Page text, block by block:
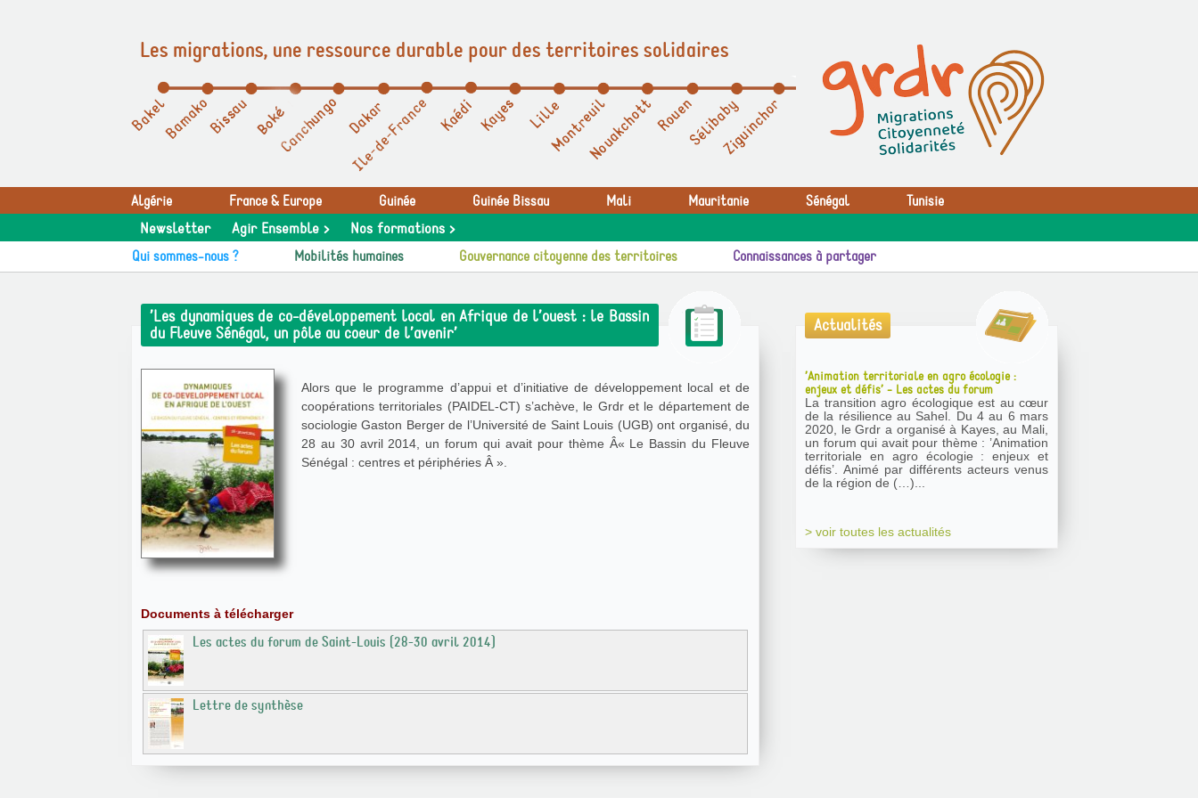
Les migrations, une ressource durable pour des territoires solidaires
Algérie France & Europe Guinée Guinée Bissau Mali Mauritanie Sénégal Tunisie
Newsletter Agir Ensemble > Nos formations >
Qui sommes-nous ? Mobilités humaines Gouvernance citoyenne des territoires Connaissances à partager
’Les dynamiques de co-développement local en Afrique de l’ouest : le Bassin
du Fleuve Sénégal, un pôle au coeur de l’avenir’
Alors que le programme d’appui et d’initiative de développement local et de
coopérations territoriales (PAIDEL-CT) s’achève, le Grdr et le département de
sociologie Gaston Berger de l’Université de Saint Louis (UGB) ont organisé, du
28 au 30 avril 2014, un forum qui avait pour thème Â« Le Bassin du Fleuve
Sénégal : centres et périphéries Â ».
Documents à télécharger
Les actes du forum de Saint-Louis (28-30 avril 2014)
Lettre de synthèse
Actualités
’Animation territoriale en agro écologie :
enjeux et défis’ - Les actes du forum
La transition agro écologique est au cœur
de la résilience au Sahel. Du 4 au 6 mars
2020, le Grdr a organisé à Kayes, au Mali,
un forum qui avait pour thème : ’Animation
territoriale en agro écologie : enjeux et
défis’. Animé par différents acteurs venus
de la région de (…)...
> voir toutes les actualités